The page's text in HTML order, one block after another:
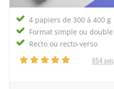
4 papiers de 300 à 400 g
Format simple ou double
Recto ou recto-verso
854 avis